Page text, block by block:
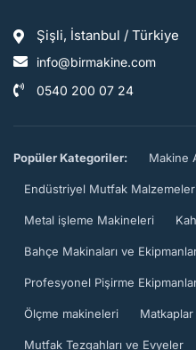
Şişli, İstanbul / Türkiye
info@birmakine.com
0540 200 07 24
Popüler Kategoriler: Makine
Endüstriyel Mutfak
Metal işleme Makineleri
Bahçe Makinaları ve
Profesyonel Pişirme
Ölçme makineleri
Mutfak Tezgahları ve Evyeler